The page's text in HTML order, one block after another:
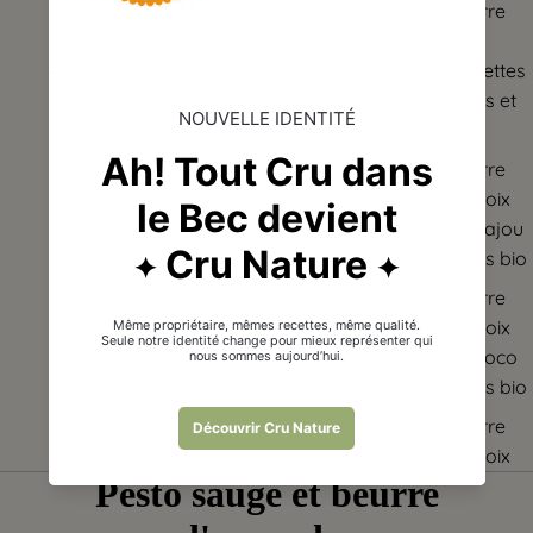
Beurre
noisettes
crues et
Beurre
de noix
de cajou
crues bio
Beurre
de noix
de coco
crues bio
Beurre
de noix
de
Pesto sauge et beurre